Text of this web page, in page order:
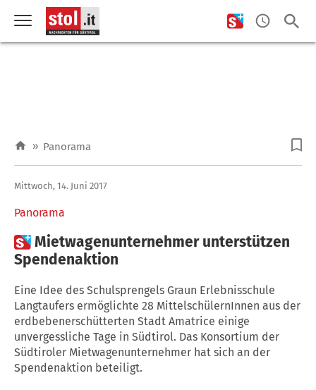
» Panorama
Panorama
Mittwoch, 14. Juni 2017
Mietwagenunternehmer unterstützen
Spendenaktion
Eine Idee des Schulsprengels Graun Erlebnisschule
Langtaufers ermöglichte 28 MittelschülernInnen aus der
erdbebenerschütterten Stadt Amatrice einige
unvergessliche Tage in Südtirol. Das Konsortium der
Südtiroler Mietwagenunternehmer hat sich an der
Spendenaktion beteiligt.